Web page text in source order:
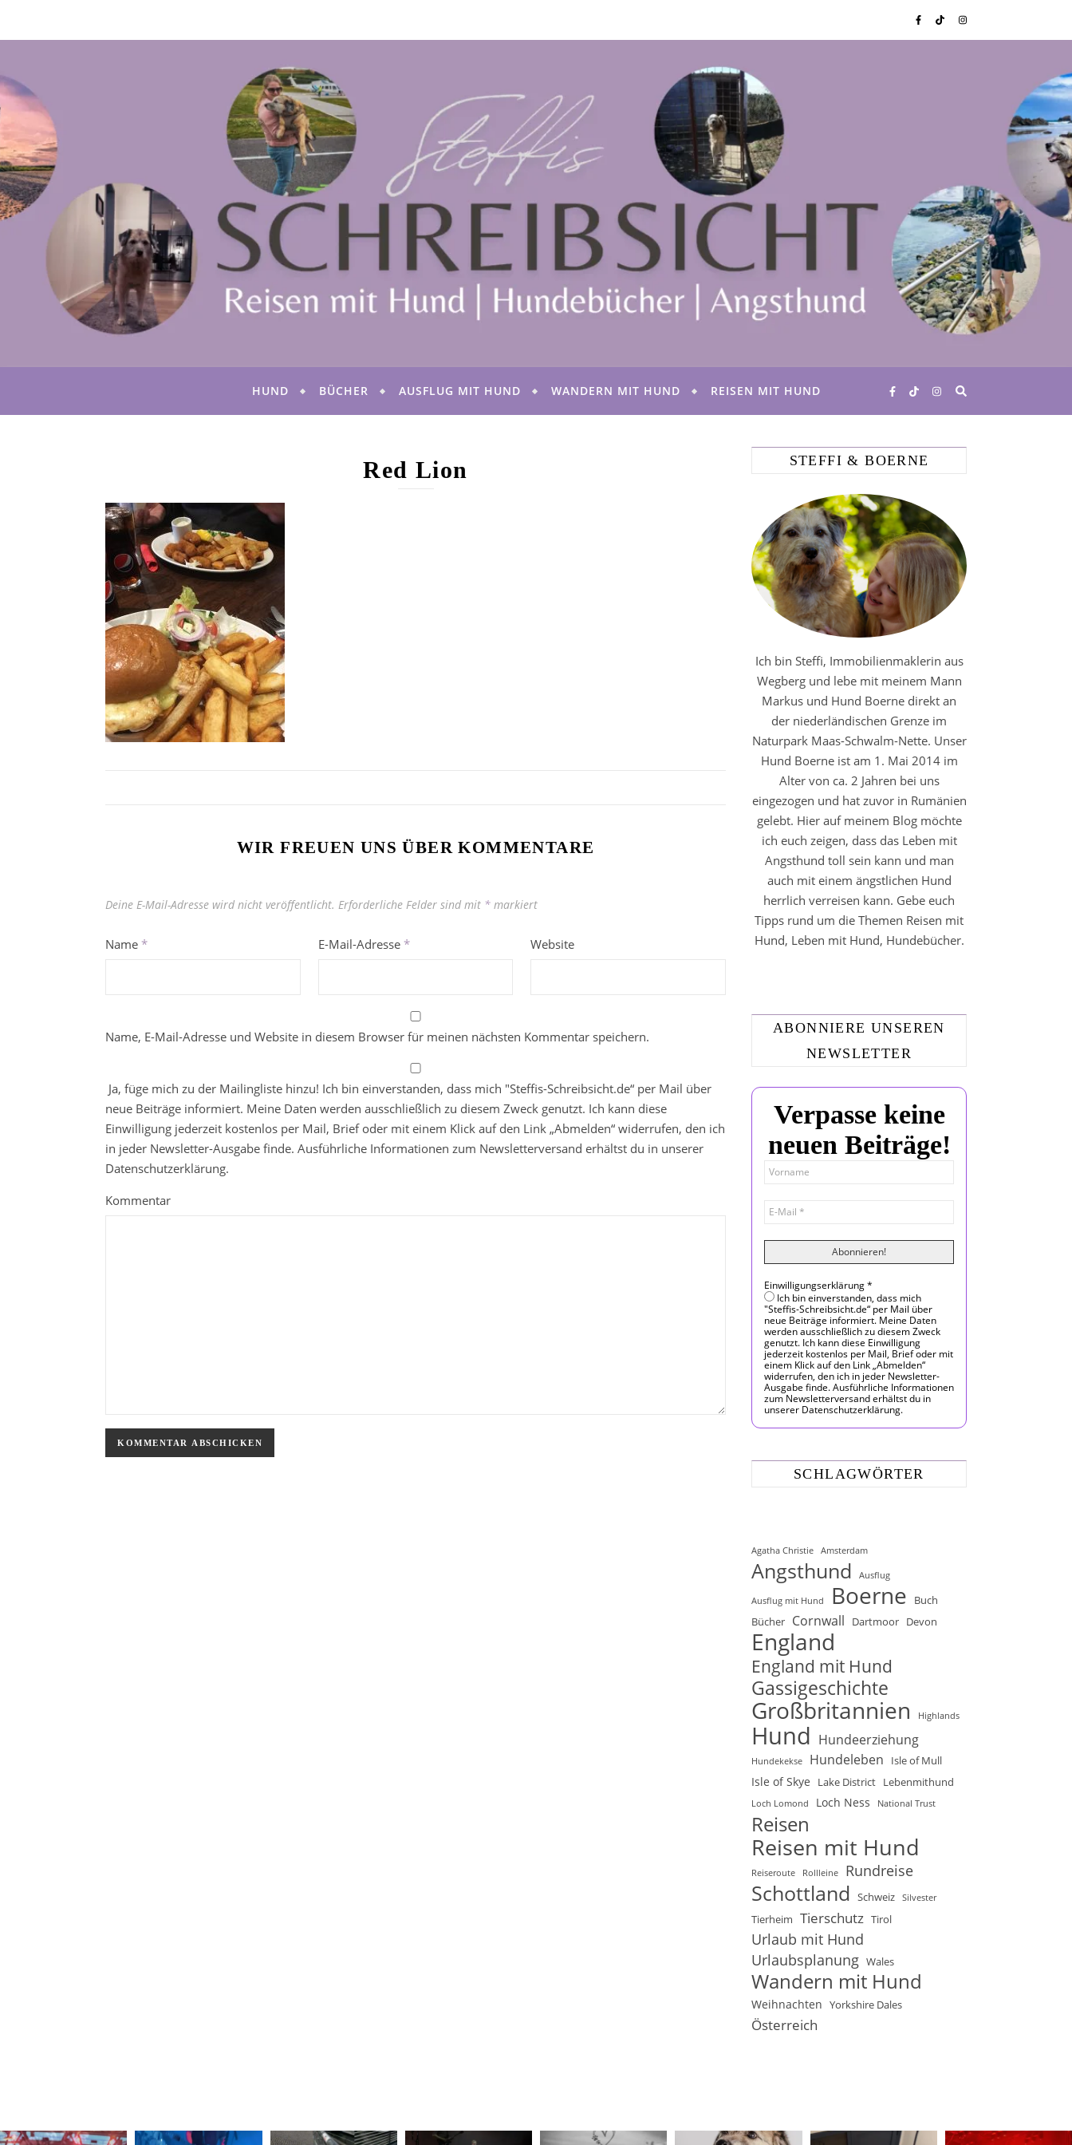
HUND BÜCHER AUSFLUG MIT HUND WANDERN MIT HUND REISEN MIT HUND
Red Lion
WIR FREUEN UNS ÜBER KOMMENTARE
Deine E-Mail-Adresse wird nicht veröffentlicht. Erforderliche Felder sind mit * markiert
Name * E-Mail-Adresse * Website
Name, E-Mail-Adresse und Website in diesem Browser für meinen nächsten Kommentar speichern.
Ja, füge mich zu der Mailingliste hinzu! Ich bin einverstanden, dass mich "Steffis-Schreibsicht.de“ per Mail über
neue Beiträge informiert. Meine Daten werden ausschließlich zu diesem Zweck genutzt. Ich kann diese
Einwilligung jederzeit kostenlos per Mail, Brief oder mit einem Klick auf den Link „Abmelden“ widerrufen, den ich
in jeder Newsletter-Ausgabe finde. Ausführliche Informationen zum Newsletterversand erhältst du in unserer
Datenschutzerklärung.
Kommentar
STEFFI & BOERNE
Ich bin Steffi, Immobilienmaklerin aus
Wegberg und lebe mit meinem Mann
Markus und Hund Boerne direkt an
der niederländischen Grenze im
Naturpark Maas-Schwalm-Nette. Unser
Hund Boerne ist am 1. Mai 2014 im
Alter von ca. 2 Jahren bei uns
eingezogen und hat zuvor in Rumänien
gelebt. Hier auf meinem Blog möchte
ich euch zeigen, dass das Leben mit
Angsthund toll sein kann und man
auch mit einem ängstlichen Hund
herrlich verreisen kann. Gebe euch
Tipps rund um die Themen Reisen mit
Hund, Leben mit Hund, Hundebücher.
ABONNIERE UNSEREN
NEWSLETTER
Verpasse keine
neuen Beiträge!
Einwilligungserklärung*
Ich bin einverstanden, dass mich
"Steffis-Schreibsicht.de“ per Mail über
neue Beiträge informiert. Meine Daten
werden ausschließlich zu diesem Zweck
genutzt. Ich kann diese Einwilligung
jederzeit kostenlos per Mail, Brief oder mit
einem Klick auf den Link „Abmelden“
widerrufen, den ich in jeder Newsletter-
Ausgabe finde. Ausführliche Informationen
zum Newsletterversand erhältst du in
unserer Datenschutzerklärung.
SCHLAGWÖRTER
Agatha Christie Amsterdam
Angsthund Ausflug
Ausflug mit Hund Boerne
Buch
Bücher Cornwall Dartmoor Devon
England
England mit Hund
Gassigeschichte
Großbritannien Highlands
Hund Hundeerziehung
Hundekekse Hundeleben Isle of Mull
Isle of Skye Lake District Lebenmithund
Loch Lomond Loch Ness National Trust
Reisen
Reisen mit Hund
Reiseroute Rollleine Rundreise
Schottland Schweiz Silvester
Tierheim Tierschutz Tirol
Urlaub mit Hund
Urlaubsplanung Wales
Wandern mit Hund
Weihnachten Yorkshire Dales
Österreich